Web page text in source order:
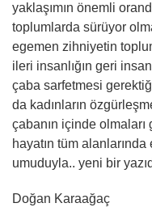
yaklaşımın önemli
toplumlarda sürüyor
egemen zihniyetin
ileri insanlığın geri
çaba sarfetmesi
da kadınların
çabanın içinde olmaları
hayatın tüm
umuduyla.. yeni bir
Doğan Karaağaç